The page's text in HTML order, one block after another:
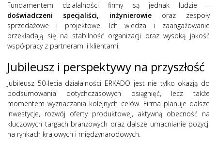
Fundamentem działalności firmy są jednak ludzie –
doświadczeni specjaliści, inżynierowieoraz zespoły
sprzedażowe i projektowe. Ich wiedza i zaangażowanie
przekładają się na stabilność organizacji oraz wysoką jakość
współpracy z partnerami i klientami.
Jubileusz i perspektywy na przyszłość
Jubileusz 50-lecia działalności ERKADO jest nie tylko okazją do
podsumowania dotychczasowych osiągnięć, lecz także
momentem wyznaczania kolejnych celów. Firma planuje dalsze
inwestycje, rozwój oferty produktowej, aktywną obecność na
kluczowych targach branżowych oraz dalsze umacnianie pozycji
na rynkach krajowych i międzynarodowych.